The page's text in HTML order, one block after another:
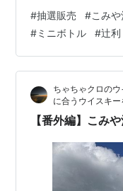
能し英気を養う事が
るまで時間が掛かり
人の人が多い事多
します。 そんな英
さんからウイスキ
#抽選販売 #こみ
#ミニボトル #辻利
ちゃちゃクロのウ
に合うウイスキ
【番外編】こみ